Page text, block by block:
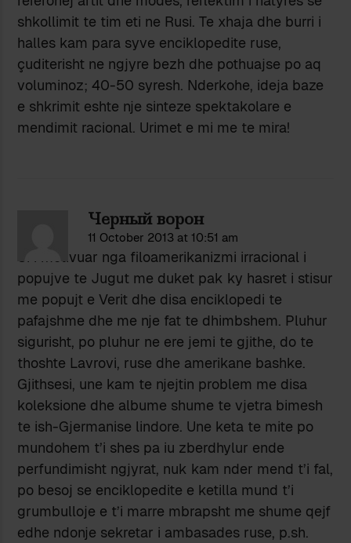
shkollimit te tim eti ne Rusi. Te xhaja dhe burri i
halles kam para syve enciklopedite ruse,
çuditerisht ne ngjyre bezh dhe pothuajse po aq
voluminoz; 40-50 syresh. Nderkohe, ideja baze
e shkrimit eshte nje sinteze spektakolare e
mendimit racional. Urimet e mi me te mira!
Черный ворон
11 October 2013 at 10:51 am
Si i motivuar nga filoamerikanizmi irracional i
popujve te Jugut me duket pak ky hasret i stisur
me popujt e Verit dhe disa enciklopedi te
pafajshme dhe me nje fat te dhimbshem. Pluhur
sigurisht, po pluhur ne ere jemi te gjithe, do te
thoshte Lavrovi, ruse dhe amerikane bashke.
Gjithsesi, une kam te njejtin problem me disa
koleksione dhe albume shume te vjetra bimesh
te ish-Gjermanise lindore. Une keta te mite po
mundohem t’i shes pa iu zberdhylur ende
perfundimisht ngjyrat, nuk kam nder mend t’i fal,
po besoj se enciklopedite e ketilla mund t’i
grumbulloje e t’i marre mbrapsht me shume qejf
edhe ndonje sekretar i ambasades ruse, p.sh.